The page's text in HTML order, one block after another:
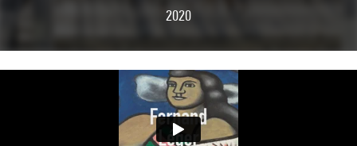
2020